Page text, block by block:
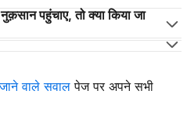
नुक़सान पहुंचाए, तो क्या किया जा
वाले सवाल पेज पर अपने सभी